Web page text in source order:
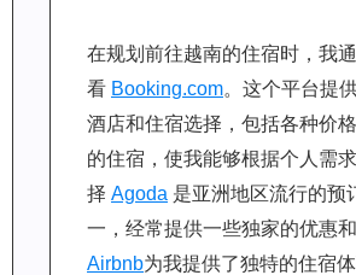
在规划前往越南的住宿时，我
看 Booking.com。这个平台提
酒店和住宿选择，包括各种价
的住宿，使我能够根据个人需
择 Agoda 是亚洲地区流行的预
一，经常提供一些独家的优惠和
Airbnb为我提供了独特的住宿